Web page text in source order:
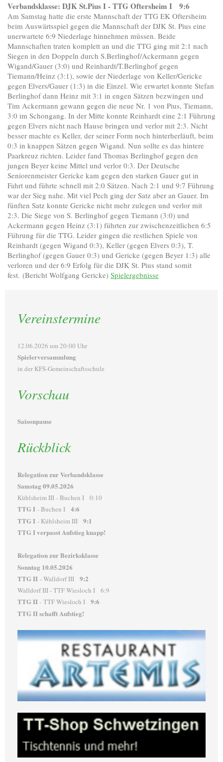
Verbandsklasse: DJK St.Pius I - TTG Oftersheim I 9:6
Am Samstag hatte die erste Mannschaft der TTG EK Oftersheim
beim Auswärtsspiel gegen die Mannschaft der DJK St. Pius eine
unerwartete 6:9 Niederlage hinnehmen müssen. Beide
Mannschaften traten komplett an und die TTG ging mit 2:1 nach
Siegen in den Doppeln durch S.Berlinghof/Ackermann gegen
Wigand/Gauer (3:0) und Reinhardt/T.Berlinghof gegen
Tiemann/Heinz (3:1), sowie der Niederlage von Keller/Gericke
gegen Elvers/Gauer (1:3) in die Einzel. Wie erwartet konnte Stefan
Berlinghof dann Heinz mit 3:1 in engen Sätzen bezwingen und
Tim Ackermann gewann gegen die neue Nr. 1 von Pius, Tiemann,
3:0 im Schongang. In der Mitte konnte Reinhardt eine 2:1 Führung
gegen Elvers nicht nach Hause bringen und verlor mit 2:3. Nicht
besser machte es Keller, der seiner Form noch hinterherläuft, beim
0:3 in knappen Sätzen gegen Wigand. Nun sollte es das hintere
Paarkreuz richten. Leider fand Thomas Berlinghof gegen den
jungen Beyer keine Mittel und verlor 0:3. Der Deutsche
Seniorenmeister Gericke kam gegen den starken Gauer gut in
Fahrt und führte schnell mit 2:0 Sätzen. Nach 2:1 und 9:7 Führung
war der Sieg nahe. Mit viel Pech ging der Satz aber an Gauer. Im
fünften Satz konnte Gericke nicht mehr zulegen und verlor mit
2:3. Die Siege von S. Berlinghof gegen Tiemann (3:0) und
Ackermann gegen Heinz (3:1) führten zur zwischenzeitlichen 6:5
Führung für die TTG. Leider gingen die restlichen Spiele von
Reinhardt (gegen Wigand 0:3), Keller (gegen Elvers 0:3), T.
Berlinghof (gegen Gauer 0:3) und Gericke (gegen Beyer 1:3) alle
verloren und der 6:9 Erfolg für die DJK St. Pius stand somit
fest. (Bericht Wolfgang Gericke) Spielergebnisse
Vereinstermine
12.06.2026 um 20:00 Uhr
Spielerversammlung
in der KFS-Gemeinschaftsschule
Vorschau
Saisonpause
Rückblick
Relegation zur Verbandsklasse
Samstag 09.05.2026
Kühlsheim III - Buchen I 0:10
TTG I - Buchen I 4:6
TTG I - Kühlsheim III 9:1
TTG I verpasst Aufstieg knapp!
Relegation zur Bezirksklasse
Sonntag 10.05.2026
TTG II - Walldorf III 9:2
Walldorf III - TTF Wiesloch I 6:9
TTG II- TTF Wiesloch I
9:6
TTG II schafft Aufstieg!